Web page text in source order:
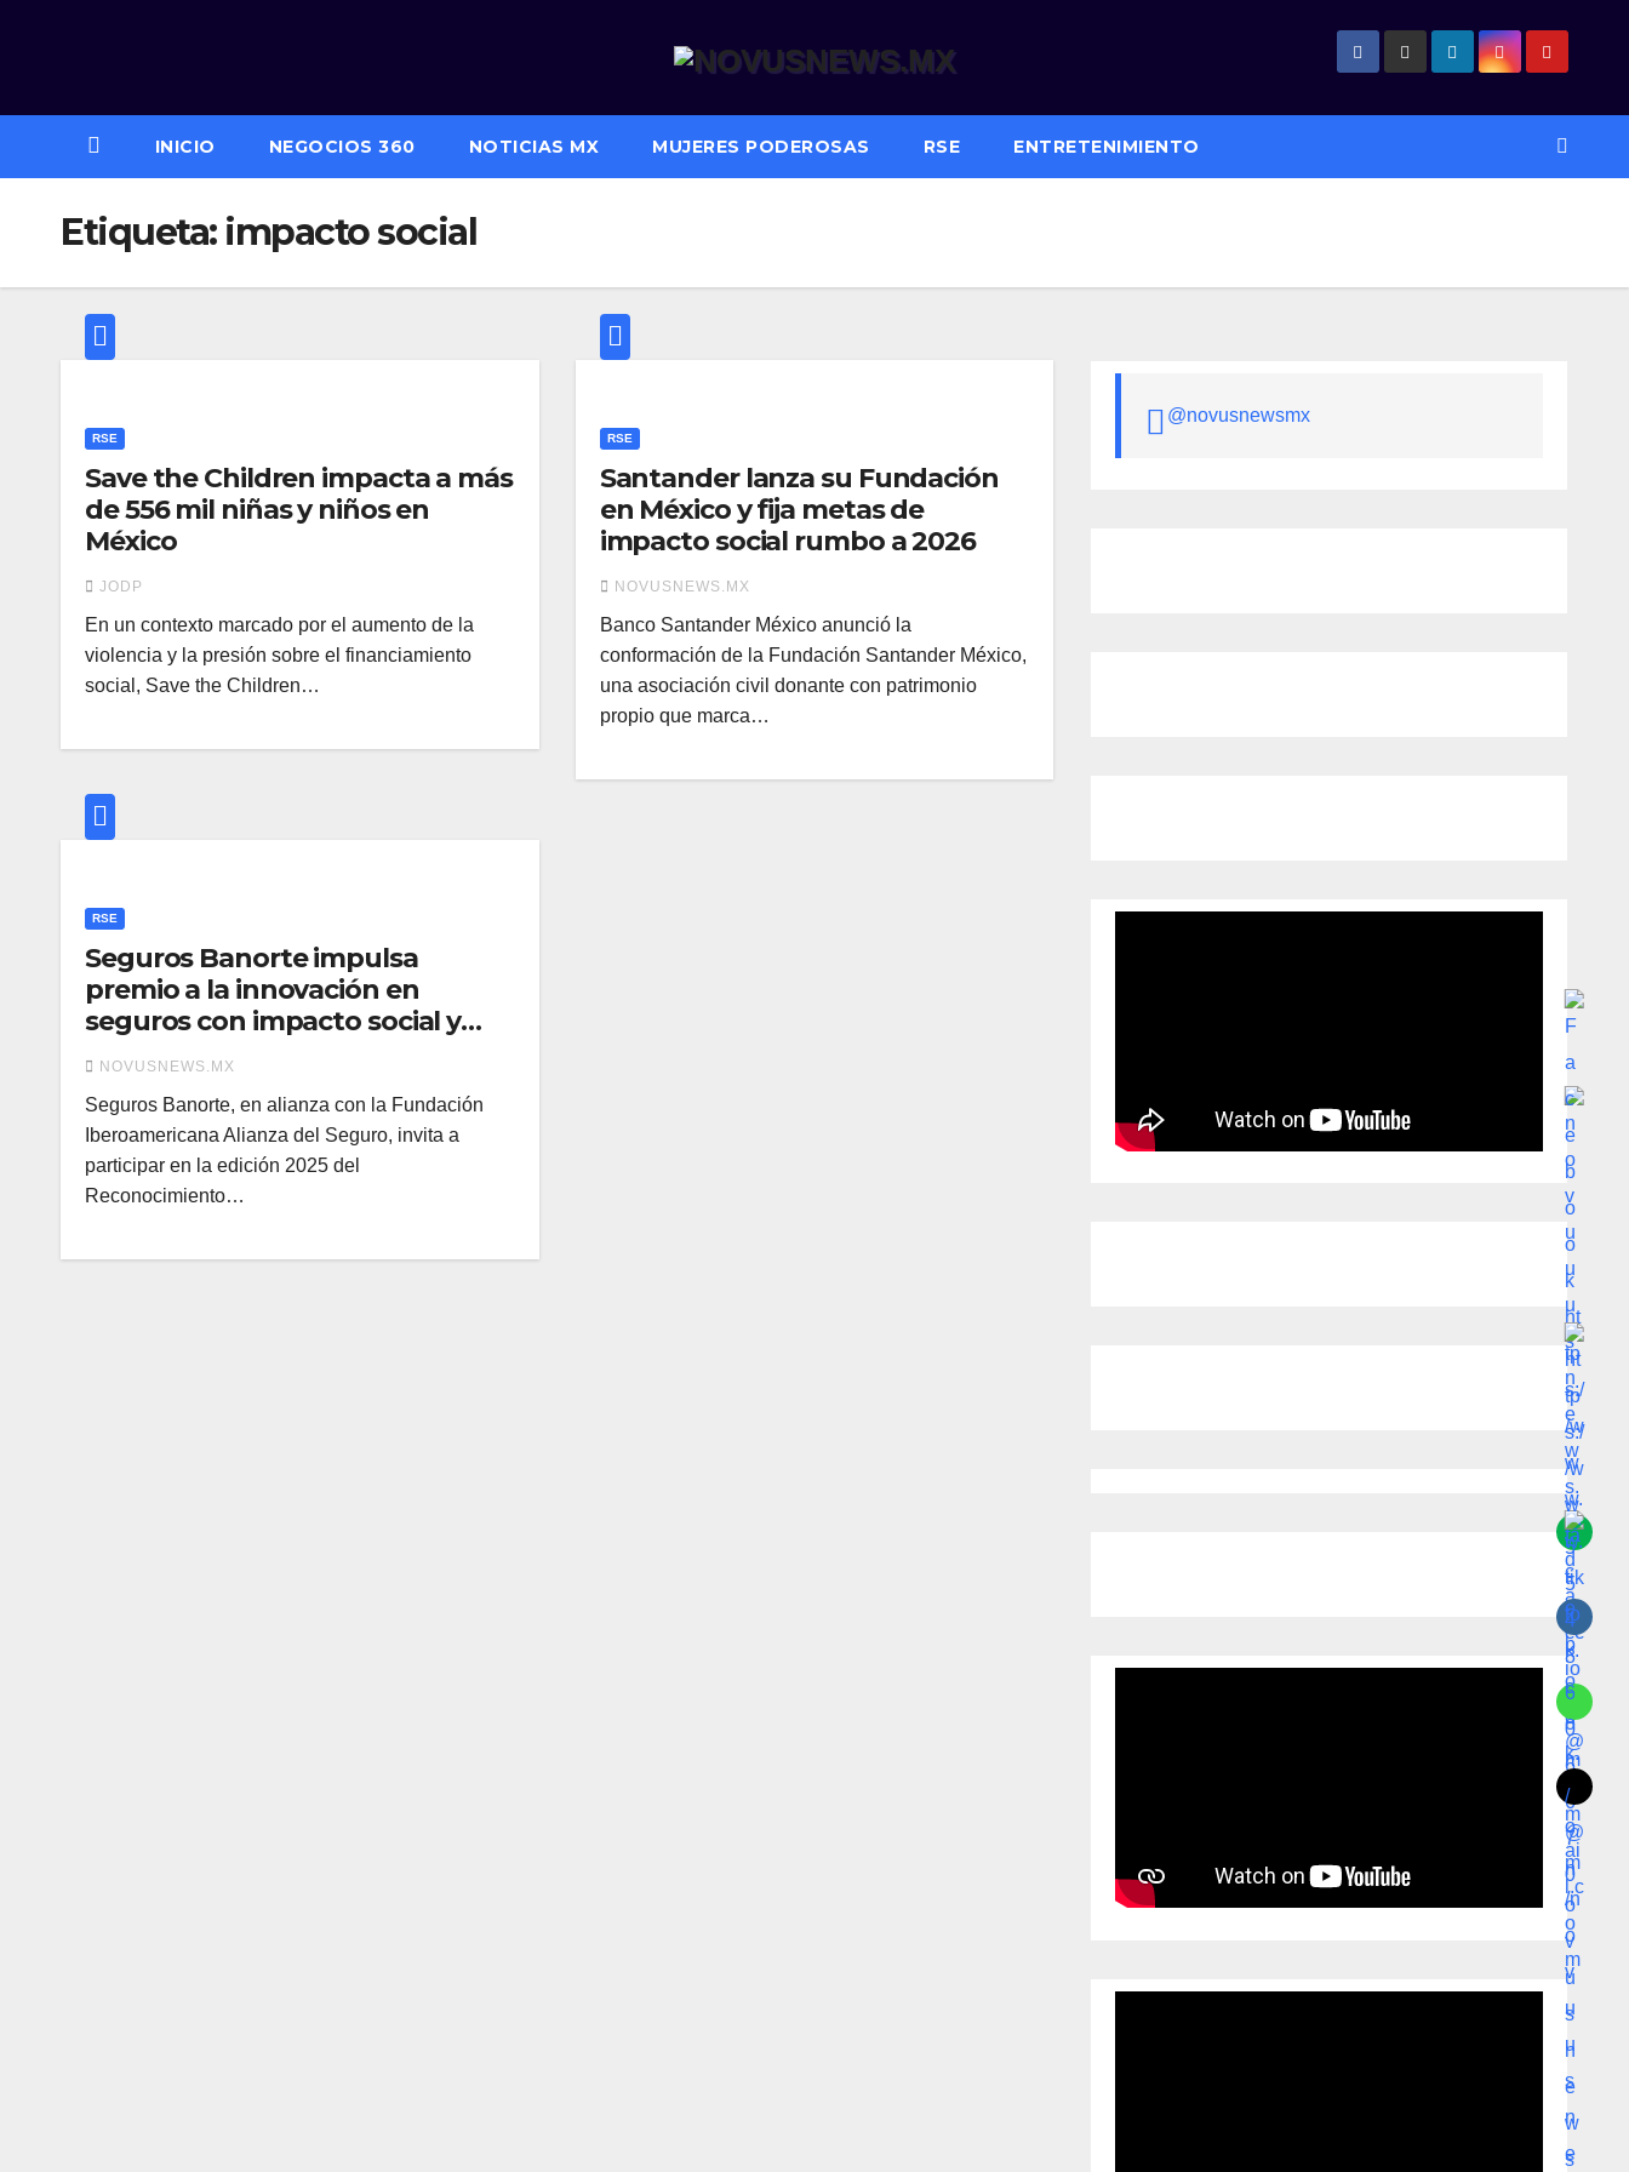
INICIO NEGOCIOS 360 NOTICIAS MX MUJERES PODEROSAS RSE ENTRETENIMIENTO
Etiqueta: impacto social
RSE
Save the Children impacta a más
de 556 mil niñas y niños en
México
JODP
En un contexto marcado por el aumento de la
violencia y la presión sobre el financiamiento
social, Save the Children…
RSE
Santander lanza su Fundación
en México y fija metas de
impacto social rumbo a 2026
NOVUSNEWS.MX
Banco Santander México anunció la
conformación de la Fundación Santander México,
una asociación civil donante con patrimonio
propio que marca…
RSE
Seguros Banorte impulsa
premio a la innovación en
seguros con impacto social y
ambiental
NOVUSNEWS.MX
Seguros Banorte, en alianza con la Fundación
Iberoamericana Alianza del Seguro, invita a
participar en la edición 2025 del
Reconocimiento…
@novusnewsmx